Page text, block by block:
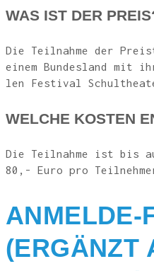
WAS IST DER
Die Teil­nah­me der
einem Bun­des­land mit
len Fes­ti­val
WEL­CHE KOS­TEN
Die Teil­nah­me ist bis
80,- Euro pro
ANMEL­DE-
(ERGÄNZT